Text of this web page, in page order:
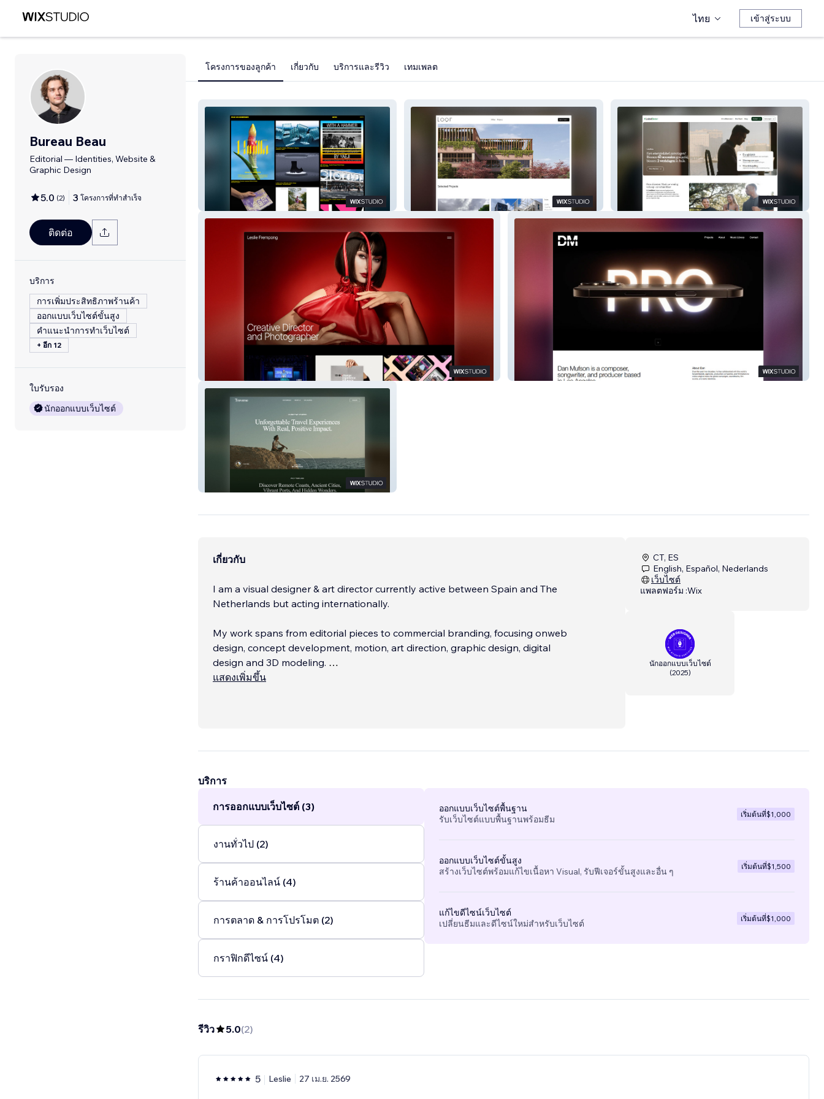
ไทย เข้าสู่ระบบ
Bureau Beau
Editorial — Identities, Website &
Graphic Design
5.0 (2) 3 โครงการที่ทำสำเร็จ
ติดต่อ
บริการ
การเพิ่มประสิทธิภาพร้านค้า
ออกแบบเว็บไซต์ขั้นสูง
คำแนะนำการทำเว็บไซต์
+ อีก 12
ใบรับรอง
นักออกแบบเว็บไซต์
โครงการของลูกค้า เกี่ยวกับ บริการและรีวิว เทมเพลต
Personal Portfolio Buro Loof LabelBeter
Leslie Frempong Dan Mufson Portfolio
Traverse Travel
เกี่ยวกับ
I am a visual designer & art director currently active between Spain and The
Netherlands but acting internationally.
My work spans from editorial pieces to commercial branding, focusing onweb
design, concept development, motion, art direction, graphic design, digital
design and 3D modeling.
แสดงเพิ่มขึ้น
CT, ES
English, Español, Nederlands
เว็บไซต์
แพลตฟอร์ม :Wix
นักออกแบบเว็บไซต์
(2025)
บริการ
การออกแบบเว็บไซต์ (3)
งานทั่วไป (2)
ร้านค้าออนไลน์ (4)
การตลาด & การโปรโมต (2)
กราฟิกดีไซน์ (4)
ออกแบบเว็บไซต์พื้นฐาน
รับเว็บไซต์แบบพื้นฐานพร้อมธีม
เริ่มต้นที่$1,000
ออกแบบเว็บไซต์ขั้นสูง
สร้างเว็บไซต์พร้อมแก้ไขเนื้อหา Visual, รับฟีเจอร์ขั้นสูงและอื่น ๆ
เริ่มต้นที่$1,500
แก้ไขดีไซน์เว็บไซต์
เปลี่ยนธีมและดีไซน์ใหม่สำหรับเว็บไซต์
เริ่มต้นที่$1,000
รีวิว 5.0(2)
5 Leslie 27 เม.ย. 2569